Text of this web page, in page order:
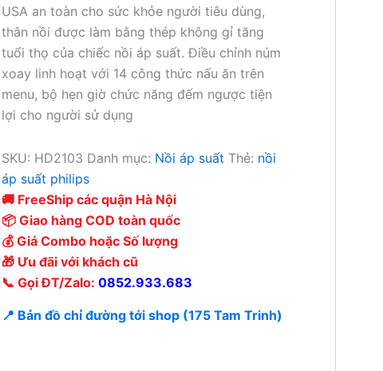
1.650.000 ₫.
USA an toàn cho sức khỏe người tiêu dùng,
thân nồi được làm bằng thép không gỉ tăng
tuổi thọ của chiếc nồi áp suất. Điều chỉnh núm
xoay linh hoạt với 14 công thức nấu ăn trên
menu, bộ hẹn giờ chức năng đếm ngược tiện
lợi cho người sử dụng
SKU: HD2103 Danh mục: Nồi áp suất Thẻ: nồi
áp suất philips
🚚 FreeShip các quận Hà Nội
📦 Giao hàng COD toàn quốc
💰 Giá Combo hoặc Số lượng
🎁 Ưu đãi với khách cũ
📞 Gọi ĐT/Zalo: 0852.933.683
📍 Bản đồ chỉ đường tới shop (175 Tam Trinh)